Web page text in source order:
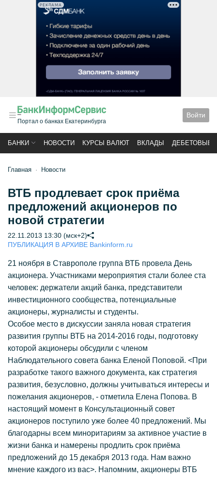
РЕКЛАМА
Портал о банках Екатеринбурга
Войти
БАНКИ НОВОСТИ КУРСЫ ВАЛЮТ ВКЛАДЫ ДЕБЕТОВЫЕ
Главная Новости
ВТБ продлевает срок приёма
предложений акционеров по
новой стратегии
22.11.2013 13:30 (мск+2)
ПУБЛИКАЦИЯ В АРХИВЕ Bankinform.ru
21 ноября в Ставрополе группа ВТБ провела День
акционера. Участниками мероприятия стали более ста
человек: держатели акций банка, представители
инвестиционного сообщества, потенциальные
акционеры, журналисты и студенты.
Особое место в дискуссии заняла новая стратегия
развития группы ВТБ на 2014-2016 годы, подготовку
которой акционеры обсудили с членом
Наблюдательного совета банка Еленой Поповой. <При
разработке такого важного документа, как стратегия
развития, безусловно, должны учитываться интересы и
пожелания акционеров, - отметила Елена Попова. В
настоящий момент в Консультационный совет
акционеров поступило уже более 40 предложений. Мы
благодарны всем миноритариям за активное участие в
жизни банка и намерены продлить срок приёма
предложений до 15 декабря 2013 года. Нам важно
мнение каждого из вас>. Напомним, акционеры ВТБ